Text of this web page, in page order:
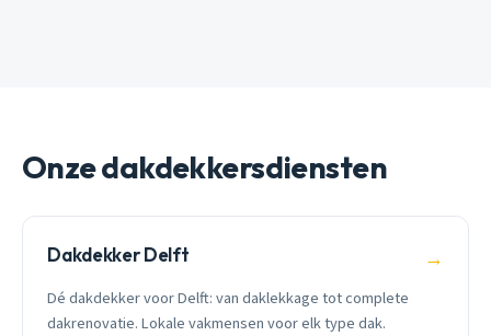
Onze dakdekkersdiensten
Dakdekker Delft →
Dé dakdekker voor Delft: van daklekkage tot complete
dakrenovatie. Lokale vakmensen voor elk type dak.